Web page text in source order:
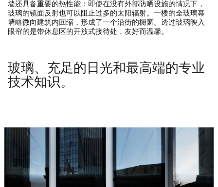
墙还具备重要的热性能：即使在没有外部防晒设施的情况下，
玻璃的镜面反射也可以阻止过多的太阳辐射。一楼的全玻璃幕
墙略微向建筑内回缩，形成了一个沿街的橱窗。透过玻璃映入
眼帘的是带休息区的开放式接待处，友好而温馨。
玻璃、充足的日光和最高端的专业
技术知识。